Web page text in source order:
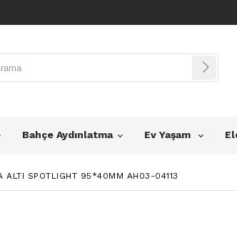
Bahçe Aydınlatma Ev Yaşam
ALTI SPOTLIGHT 95*40MM AH03-04113